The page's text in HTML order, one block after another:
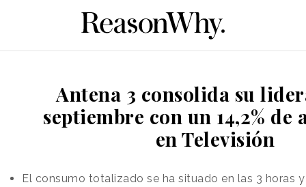
Antena 3 consolida su
septiembre con un 14,2% de
en Televisión
El consumo totalizado se ha situado en las 3 horas